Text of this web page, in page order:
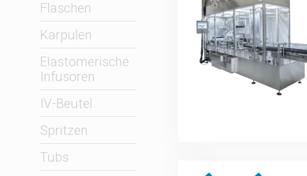
Flaschen
Karpulen
Elastomerische
Infusoren
IV-Beutel
Spritzen
Tubs